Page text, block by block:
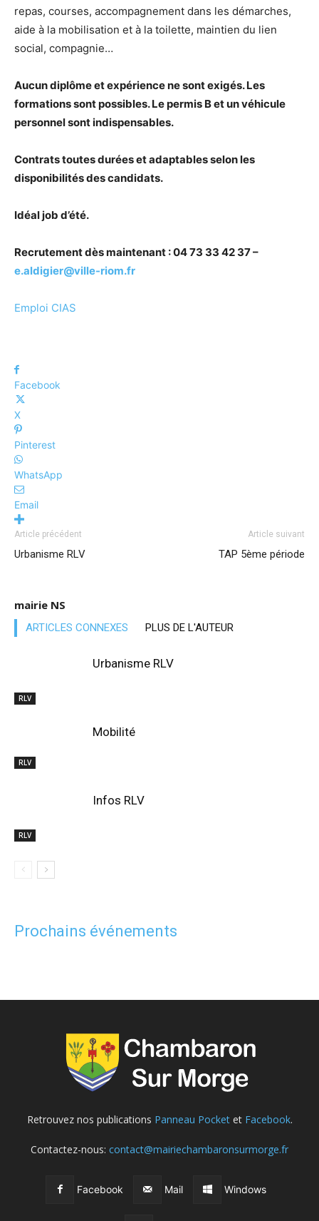
repas, courses, accompagnement dans les démarches,
aide à la mobilisation et à la toilette, maintien du lien
social, compagnie…
Aucun diplôme et expérience ne sont exigés. Les
formations sont possibles. Le permis B et un véhicule
personnel sont indispensables.
Contrats toutes durées et adaptables selon les
disponibilités des candidats.
Idéal job d’été.
Recrutement dès maintenant : 04 73 33 42 37 –
e.aldigier@ville-riom.fr
Emploi CIAS
Facebook
X
Pinterest
WhatsApp
Email
Article précédent
Urbanisme RLV
Article suivant
TAP 5ème période
mairie NS
ARTICLES CONNEXES PLUS DE L'AUTEUR
RLV
Urbanisme RLV
RLV
Mobilité
RLV
Infos RLV
Prochains événements
Retrouvez nos publications Panneau Pocketet Facebook.
Contactez-nous: contact@mairiechambaronsurmorge.fr
Facebook Mail Windows